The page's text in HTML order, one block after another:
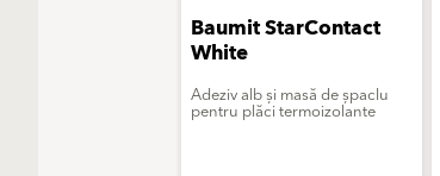
Baumit StarContact
White
Adeziv alb și masă de șpaclu
pentru plăci termoizolante